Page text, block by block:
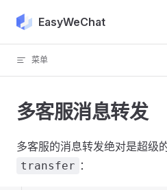
Skip to content
EasyWeChat
菜单
多客服消息转发
多客服的消息转发绝对是超级
transfer ：